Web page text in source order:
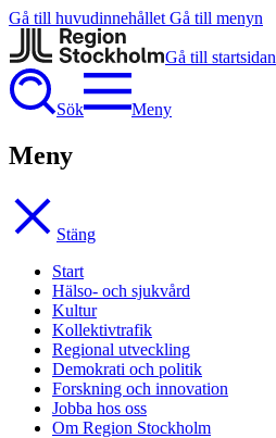
Gå till huvudinnehållet Gå till menyn
Gå till startsidan
Sök Meny
Meny
Stäng
Start
Hälso- och sjukvård
Kultur
Kollektivtrafik
Regional utveckling
Demokrati och politik
Forskning och innovation
Jobba hos oss
Om Region Stockholm